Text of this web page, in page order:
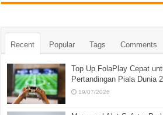
Recent Popular Tags Comments
Top Up FolaPlay Cepat
Pertandingan Piala Dunia
19/07/2026